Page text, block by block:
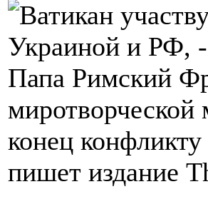
Папа Римский
конец
пишет издание